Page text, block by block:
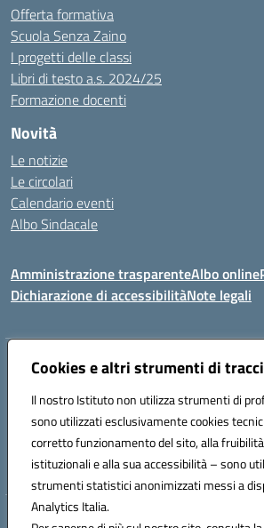
Cookies e altri strumenti di
Il nostro Istituto non utilizza strumenti di
sono utilizzati esclusivamente cookies
corretto funzionamento del sito, alla
istituzionali e alla sua accessibilità – sono
strumenti statistici anonimizzati messi a
Analytics Italia.
Offerta formativa
Scuola Senza Zaino
I progetti delle classi
Libri di testo a.s. 2024/25
Formazione docenti
Novità
Le notizie
Le circolari
Calendario eventi
Albo Sindacale
Amministrazione trasparenteAlbo online
Dichiarazione di accessibilitàNote legali
Indirizzo:Via Felice Cavallotti, 15 -84020 -
Posta elettronica certificata (PEC):
Codice fiscale: 82005110653
Codice meccanografico: SAIC81300D
Hosting & Powered by 3D